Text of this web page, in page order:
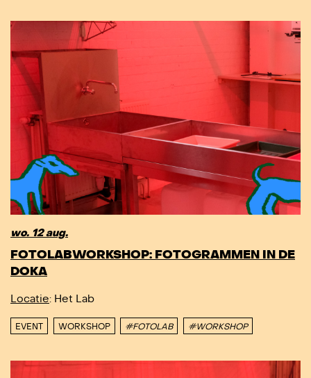
wo. 12 aug.
FOTOLABWORKSHOP: FOTOGRAMMEN IN DE
DOKA
Locatie: Het Lab
EVENT WORKSHOP #FOTOLAB #WORKSHOP